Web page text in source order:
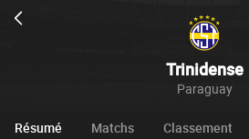
Trinidense
Paraguay
Résumé Matchs Classement